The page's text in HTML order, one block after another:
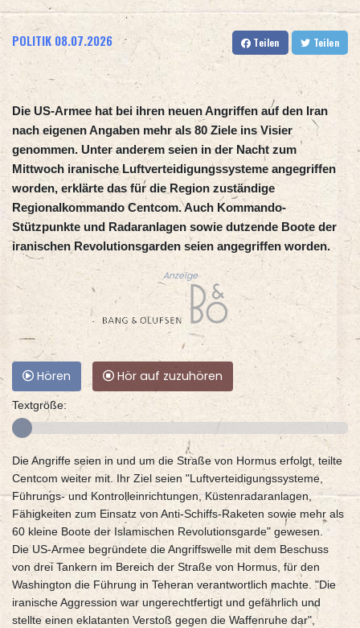
POLITIK 08.07.2026 Teilen Teilen
Die US-Armee hat bei ihren neuen Angriffen auf den Iran
nach eigenen Angaben mehr als 80 Ziele ins Visier
genommen. Unter anderem seien in der Nacht zum
Mittwoch iranische Luftverteidigungssysteme angegriffen
worden, erklärte das für die Region zuständige
Regionalkommando Centcom. Auch Kommando-
Stützpunkte und Radaranlagen sowie dutzende Boote der
iranischen Revolutionsgarden seien angegriffen worden.
Anzeige
Hören Hör auf zuzuhören
Textgröße:
Die Angriffe seien in und um die Straße von Hormus erfolgt, teilte
Centcom weiter mit. Ihr Ziel seien "Luftverteidigungssysteme,
Führungs- und Kontrolleinrichtungen, Küstenradaranlagen,
Fähigkeiten zum Einsatz von Anti-Schiffs-Raketen sowie mehr als
60 kleine Boote der Islamischen Revolutionsgarde" gewesen.
Die US-Armee begründete die Angriffswelle mit dem Beschuss
von drei Tankern im Bereich der Straße von Hormus, für den
Washington die Führung in Teheran verantwortlich machte. "Die
iranische Aggression war ungerechtfertigt und gefährlich und
stellte einen eklatanten Verstoß gegen die Waffenruhe dar",